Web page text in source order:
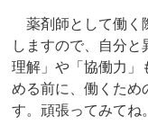
薬剤師として働く
しますので、自分
理解」や「協働力」
める前に、働くため
す。頑張ってみてね。